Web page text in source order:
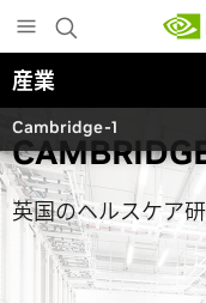
to
main
content
産業
Cambridge-1
英国のヘルスケア